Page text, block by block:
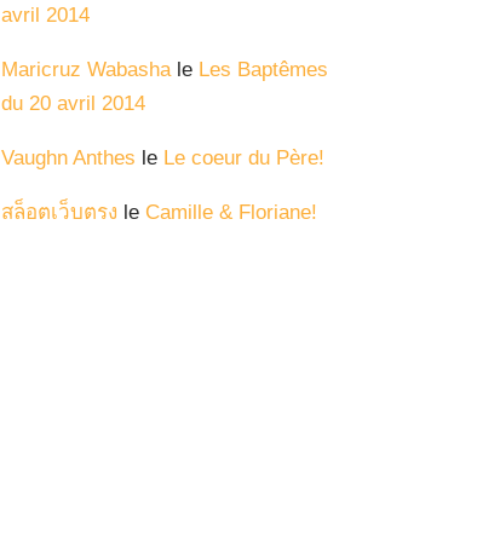
avril 2014
Maricruz Wabasha le Les Baptêmes
du 20 avril 2014
Vaughn Anthes le Le coeur du Père!
สล็อตเว็บตรง le Camille & Floriane!